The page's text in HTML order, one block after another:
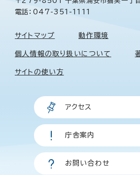
電話：047-351-1111
サイトマップ 動作環境
個人情報の取り扱いについて
サイトの使い方
アクセス
庁舎案内
お問い合わせ